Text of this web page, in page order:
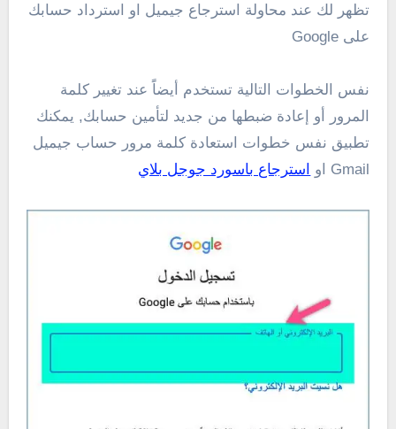
تظهر لك عند محاولة استرجاع جيميل او استرداد حسابك
على Google
نفس الخطوات التالية تستخدم أيضاًَ عند تغيير كلمة
المرور أو إعادة ضبطها من جديد لتأمين حسابك, يمكنك
تطبيق نفس خطوات استعادة كلمة مرور حساب جيميل
Gmail او
استرجاع باسورد جوجل بلاي